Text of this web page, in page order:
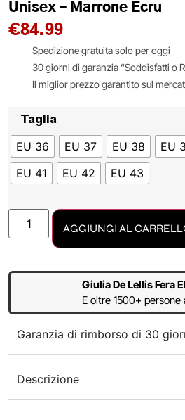
Unisex – Marrone Ecru
€84.99
Spedizione gratuita solo per oggi
30 giorni di garanzia “Soddisfatti o
Il miglior prezzo garantito sul
Taglia
EU 36
EU 37 EU 38 EU
EU 41
EU 42 EU 43
AGGIUNGI AL
Giulia De Lellis Fera
E oltre 1500+
Garanzia di rimborso di 30
Descrizione